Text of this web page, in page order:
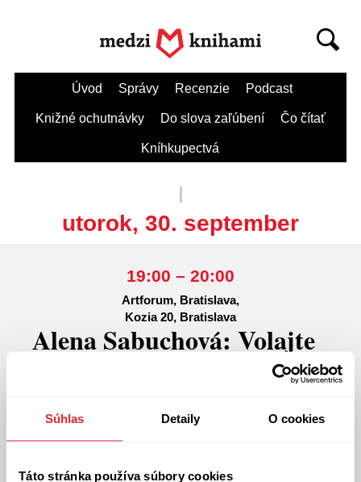
Súhlas Detaily O cookies
Táto stránka používa súbory cookies
Úvod Správy Recenzie Podcast
Knižné ochutnávky Do slova zaľúbení Čo čítať
Kníhkupectvá
utorok, 30. september
19:00 – 20:00
Artforum, Bratislava,
Kozia 20, Bratislava
Alena Sabuchová: Volajte
ma Mandy ú uvedenie
​Príďte do kníhkupectva Artforum zažiť uvedenie,
listovanie, čítanie a spoznávanie nového románu